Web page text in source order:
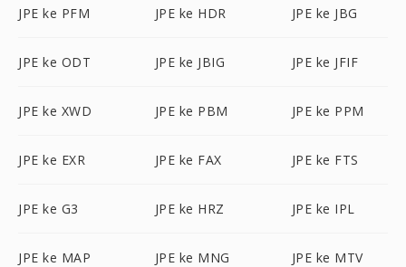
JPE ke PFM JPE ke HDR JPE ke JBG
JPE ke ODT JPE ke JBIG JPE ke JFIF
JPE ke XWD JPE ke PBM JPE ke PPM
JPE ke EXR JPE ke FAX JPE ke FTS
JPE ke G3 JPE ke HRZ JPE ke IPL
JPE ke MAP JPE ke MNG JPE ke MTV